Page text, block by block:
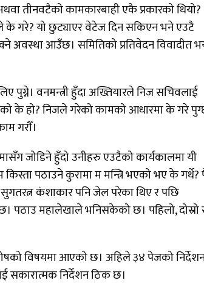
तीनवटैको कामकारबाही एकै प्रकारको थियो?
गरे? यो छुट्याएर वेटेज दिन सकिएन भने एउटै
अवस्था आउँछ। समितिको प्रतिवेदन विवादीत
पुग्ने। वनमन्त्री हुँदा अख्तियारले निज सचिवलाई
के हो? निजले गरेको कामको आधारमा के गरे
गरौँ।
जोडिने हुँदो उनीहरु एउटैको कार्यकालमा यी
पठाउने कुरामा म मन्त्रि भएको भए के गर्थे?
कंशाकार पनि जेल परेका थिए र पछि
महालेखाले भनिसकेको छ। पहिलो, दोस्रो
विषयमा आएको छ। अहिले ३४ पेजको
सकारात्मक निर्देशन ठिक छ।